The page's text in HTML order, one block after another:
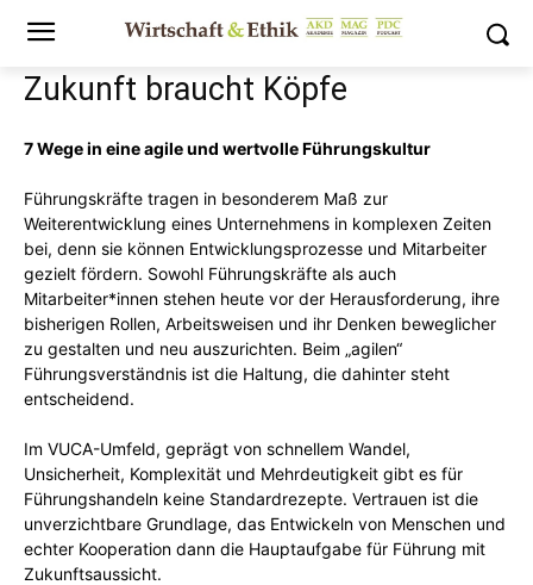
Zukunft braucht Köpfe
7 Wege in eine agile und wertvolle Führungskultur
Führungskräfte tragen in besonderem Maß zur
Weiterentwicklung eines Unternehmens in komplexen Zeiten
bei, denn sie können Entwicklungsprozesse und Mitarbeiter
gezielt fördern. Sowohl Führungskräfte als auch
Mitarbeiter*innen stehen heute vor der Herausforderung, ihre
bisherigen Rollen, Arbeitsweisen und ihr Denken beweglicher
zu gestalten und neu auszurichten. Beim „agilen“
Führungsverständnis ist die Haltung, die dahinter steht
entscheidend.
Im VUCA-Umfeld, geprägt von schnellem Wandel,
Unsicherheit, Komplexität und Mehrdeutigkeit gibt es für
Führungshandeln keine Standardrezepte. Vertrauen ist die
unverzichtbare Grundlage, das Entwickeln von Menschen und
echter Kooperation dann die Hauptaufgabe für Führung mit
Zukunftsaussicht.